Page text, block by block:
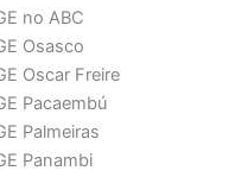
no ABC
Osasco
Oscar Freire
Pacaembú
Palmeiras
Panambi